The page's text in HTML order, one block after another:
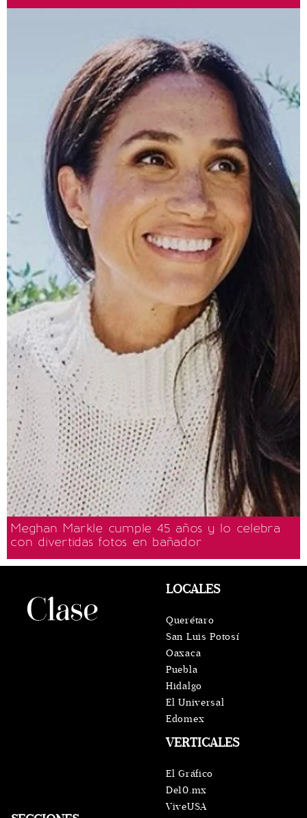
Meghan Markle cumple 45 años y lo celebra
con divertidas fotos en bañador
VERTICALES
El Gráfico
De10.mx
ViveUSA
LOCALES
Querétaro
San Luis Potosí
Oaxaca
Puebla
Hidalgo
El Universal
Edomex